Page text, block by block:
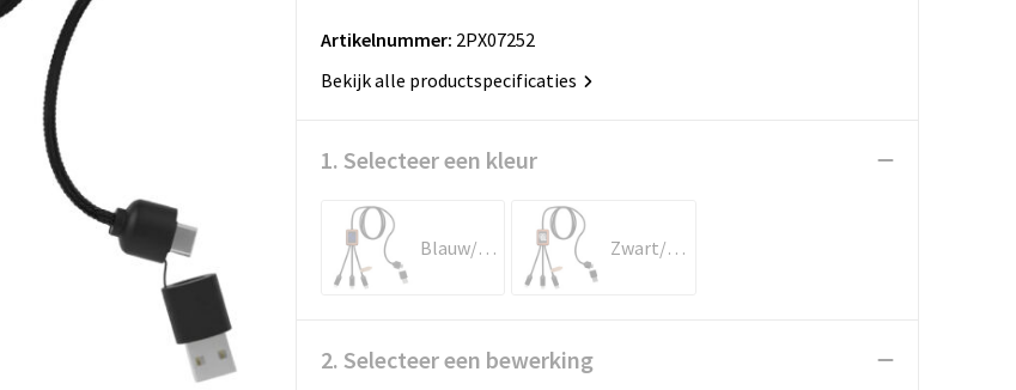
Artikelnummer: 2PX07252
Bekijk alle productspecificaties
1. Selecteer een kleur
Blauw/Hout Zwart/Hout
2. Selecteer een bewerking